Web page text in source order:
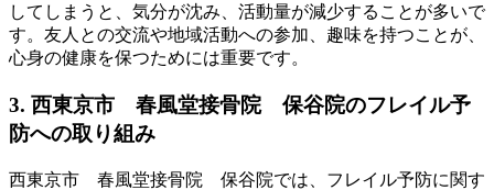
してしまうと、気分が沈み、活動量が減少することが多いで
す。友人との交流や地域活動への参加、趣味を持つことが、
心身の健康を保つためには重要です。
3. 西東京市 春風堂接骨院 保谷院のフレイル予
防への取り組み
西東京市 春風堂接骨院 保谷院では、フレイル予防に関す